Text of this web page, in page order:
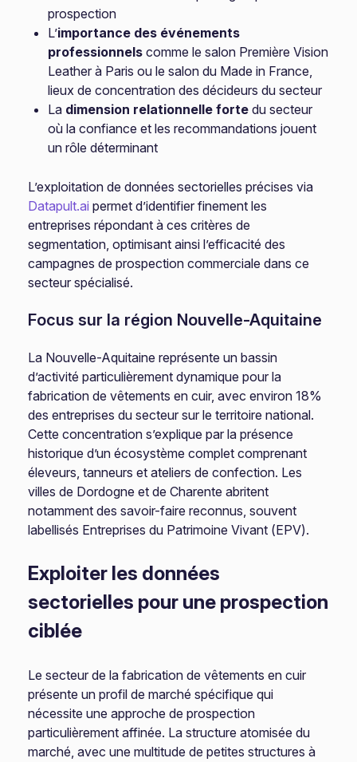
prospection
L’importance des événements
professionnels comme le salon Première Vision
Leather à Paris ou le salon du Made in France,
lieux de concentration des décideurs du secteur
La dimension relationnelle forte du secteur
où la confiance et les recommandations jouent
un rôle déterminant
L’exploitation de données sectorielles précises via
Datapult.ai permet d’identifier finement les
entreprises répondant à ces critères de
segmentation, optimisant ainsi l’efficacité des
campagnes de prospection commerciale dans ce
secteur spécialisé.
Focus sur la région Nouvelle-Aquitaine
La Nouvelle-Aquitaine représente un bassin
d’activité particulièrement dynamique pour la
fabrication de vêtements en cuir, avec environ 18%
des entreprises du secteur sur le territoire national.
Cette concentration s’explique par la présence
historique d’un écosystème complet comprenant
éleveurs, tanneurs et ateliers de confection. Les
villes de Dordogne et de Charente abritent
notamment des savoir-faire reconnus, souvent
labellisés Entreprises du Patrimoine Vivant (EPV).
Exploiter les données
sectorielles pour une prospection
ciblée
Le secteur de la fabrication de vêtements en cuir
présente un profil de marché spécifique qui
nécessite une approche de prospection
particulièrement affinée. La structure atomisée du
marché, avec une multitude de petites structures à